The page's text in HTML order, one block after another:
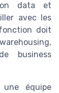
data et
avec les
doit
business
équipe